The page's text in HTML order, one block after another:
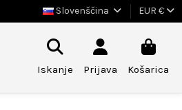
Slovenščina EUR €
Iskanje Prijava Košarica